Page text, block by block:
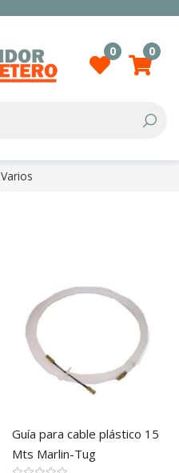
0 0
Varios
Guía para cable plástico 15
Mts Marlin-Tug